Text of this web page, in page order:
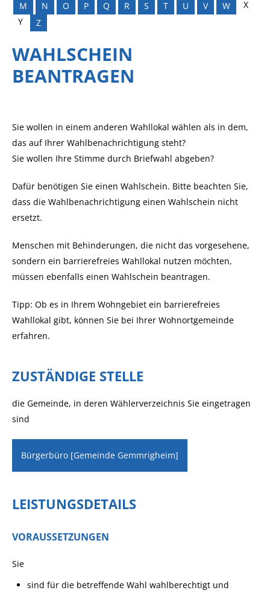
M
N O P Q R S T U V W
X
Y
Z
WAHLSCHEIN
BEANTRAGEN
Sie wollen in einem anderen Wahllokal wählen als in dem,
das auf Ihrer Wahlbenachrichtigung steht?
Sie wollen Ihre Stimme durch Briefwahl abgeben?
Dafür benötigen Sie einen Wahlschein. Bitte beachten Sie,
dass die Wahlbenachrichtigung einen Wahlschein nicht
ersetzt.
Menschen mit Behinderungen, die nicht das vorgesehene,
sondern ein barrierefreies Wahllokal nutzen möchten,
müssen ebenfalls einen Wahlschein beantragen.
Tipp: Ob es in Ihrem Wohngebiet ein barrierefreies
Wahllokal gibt, können Sie bei Ihrer Wohnortgemeinde
erfahren.
ZUSTÄNDIGE STELLE
die Gemeinde, in deren Wählerverzeichnis Sie eingetragen
sind
Bürgerbüro [Gemeinde Gemmrigheim]
LEISTUNGSDETAILS
VORAUSSETZUNGEN
Sie
sind für die betreffende Wahl wahlberechtigt und